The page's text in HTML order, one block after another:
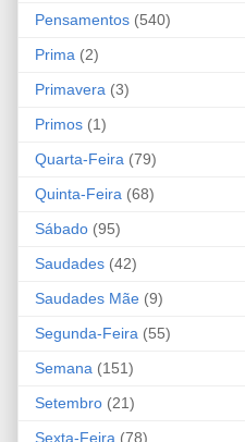
Pensamentos (540)
Prima (2)
Primavera (3)
Primos (1)
Quarta-Feira (79)
Quinta-Feira (68)
Sábado (95)
Saudades (42)
Saudades Mãe (9)
Segunda-Feira (55)
Semana (151)
Setembro (21)
Sexta-Feira (78)